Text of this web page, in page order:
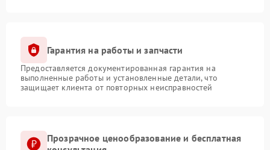
Гарантия на работы и запчасти
Предоставляется документированная гарантия на
выполненные работы и установленные детали, что
защищает клиента от повторных неисправностей
Прозрачное ценообразование и бесплатная